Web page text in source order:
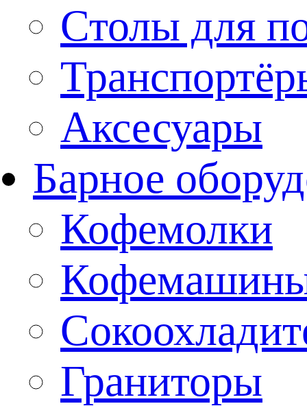
Столы для
Аксесуары
Барное
Кофемолки
Граниторы